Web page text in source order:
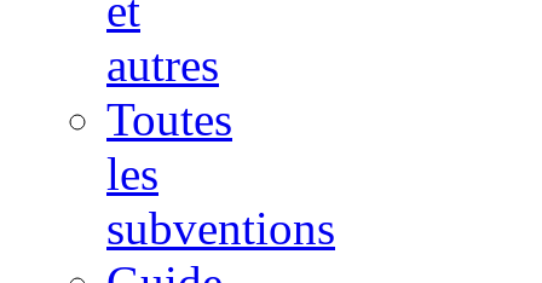
autres
Toutes
les
subventions